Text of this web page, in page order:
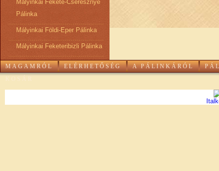
Mályinkai Fekete-Cseresznye
Pálinka
Mályinkai Földi-Eper Pálinka
Mályinkai Feketeribizli Pálinka
MAGAMRÓL ELÉRHETŐSÉG A PÁLINKÁRÓL
KOSÁR